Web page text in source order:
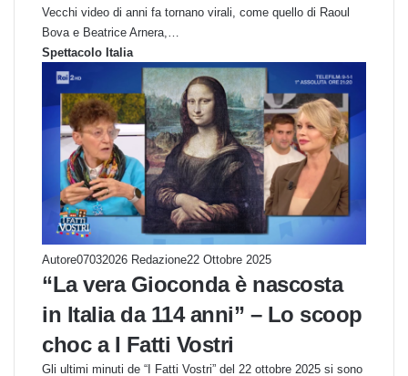
Vecchi video di anni fa tornano virali, come quello di Raoul
Bova e Beatrice Arnera,…
Spettacolo Italia
Autore07032026 Redazione22 Ottobre 2025
“La vera Gioconda è nascosta
in Italia da 114 anni” – Lo scoop
choc a I Fatti Vostri
Gli ultimi minuti de “I Fatti Vostri” del 22 ottobre 2025 si sono